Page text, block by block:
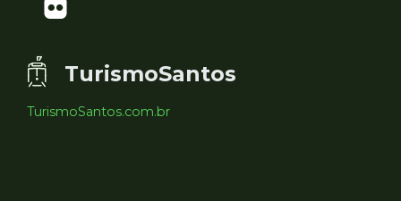
TurismoSantos
TurismoSantos.com.br